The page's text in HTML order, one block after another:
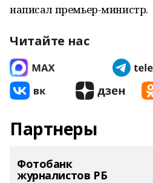
написал премьер-министр.
Читайте нас
Партнеры
Фотобанк
журналистов РБ